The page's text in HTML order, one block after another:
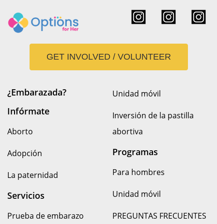
GET INVOLVED / VOLUNTEER
¿Embarazada?
Infórmate
Aborto
Adopción
La paternidad
Servicios
Prueba de embarazo
Unidad móvil
Inversión de la pastilla
abortiva
Programas
Para hombres
Unidad móvil
PREGUNTAS FRECUENTES